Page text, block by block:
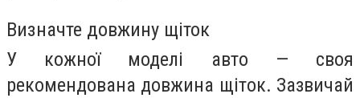
Визначте довжину щіток
У кожної моделі авто — своя
рекомендована довжина щіток. Зазвичай